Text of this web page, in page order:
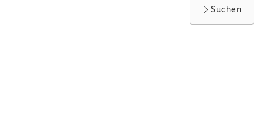
Suchen